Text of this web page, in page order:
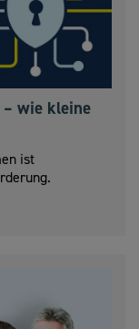
wie kleine
ist